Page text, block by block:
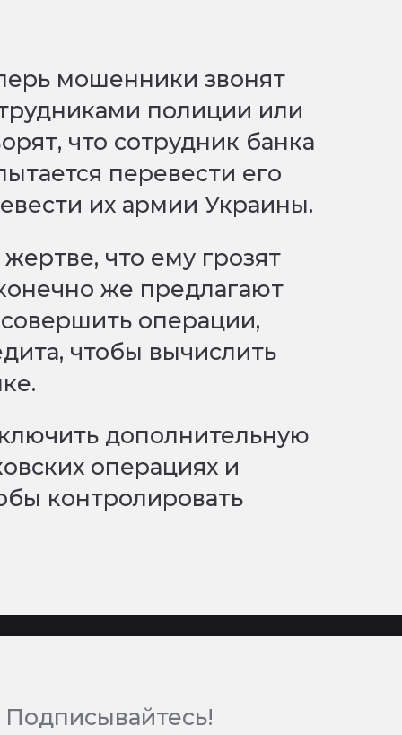
мошенники звонят
полиции или
что сотрудник банка
перевести его
их армии Украины.
что ему грозят
же предлагают
операции,
чтобы вычислить
дополнительную
операциях и
контролировать